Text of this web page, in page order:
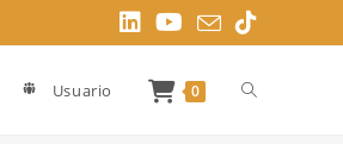
Usuario 0 Alternar